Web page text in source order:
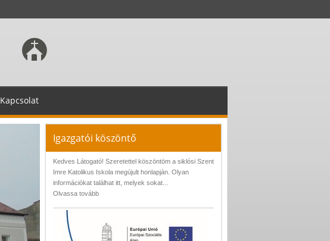
Kapcsolat
Igazgatói köszöntő
Kedves Látogató! Szeretettel köszöntöm a siklósi Szent
Imre Katolikus Iskola megújult honlapján. Olyan
információkat találhat itt, melyek sokat...
Olvassa tovább